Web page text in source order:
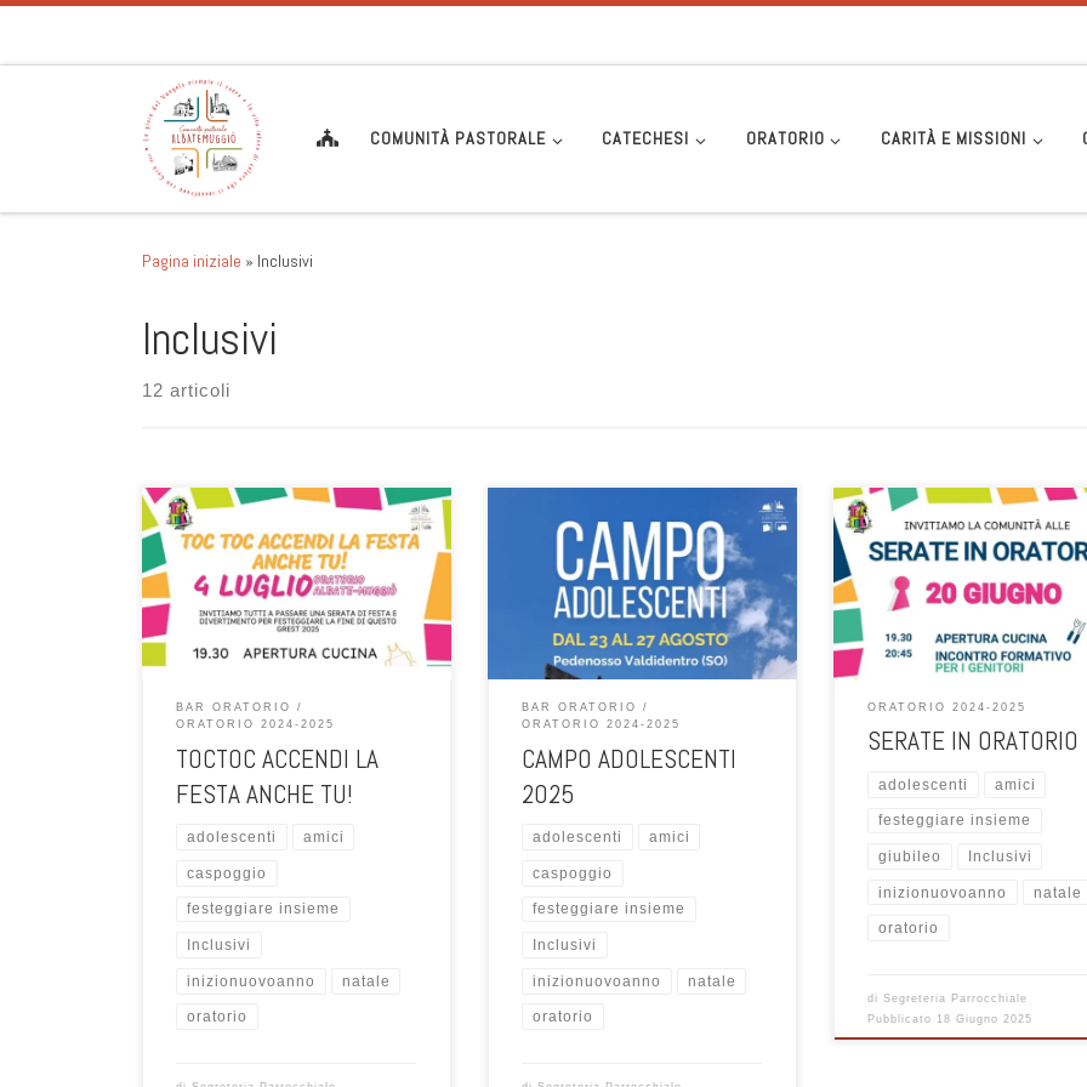
COMUNITÀ PASTORALE CATECHESI ORATORIO CARITÀ E MISSIONI
Pagina iniziale » Inclusivi
Inclusivi
12 articoli
Un dopo cena per stare insieme e
festeggiare il Natale. Sono inviati tutti
gli adolescenti ! vi aspettiamo!
BAR ORATORIO
ORATORIO 2024-2025
TOCTOC ACCENDI LA
FESTA ANCHE TU!
adolescenti amici
caspoggio
festeggiare insieme
Inclusivi
inizionuovoanno natale
oratorio
Un dopo cena per stare insieme e
festeggiare il Natale. Sono inviati tutti
gli adolescenti ! vi aspettiamo!
BAR ORATORIO
ORATORIO 2024-2025
CAMPO ADOLESCENTI
2025
adolescenti amici
caspoggio
festeggiare insieme
Inclusivi
inizionuovoanno natale
oratorio
Venerdì 20 giugno dalle 19.30
ORATORIO 2024-2025
SERATE IN ORATORIO
adolescenti amici
festeggiare insieme
giubileo Inclusivi
inizionuovoanno natale
oratorio
diSegreteria Parrocchiale
Pubblicato 18 Giugno 2025